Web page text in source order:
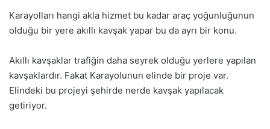
Karayolları hangi akla hizmet bu kadar araç yoğunluğunun
olduğu bir yere akıllı kavşak yapar bu da ayrı bir konu.
Akıllı kavşaklar trafiğin daha seyrek olduğu yerlere yapılan
kavşaklardır. Fakat Karayolunun elinde bir proje var.
Elindeki bu projeyi şehirde nerde kavşak yapılacak
getiriyor.